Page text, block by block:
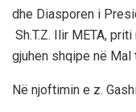
dhe Diasporen i
Sh.T.Z. Ilir META,
gjuhen shqipe në Mal
Në njoftimin e z.